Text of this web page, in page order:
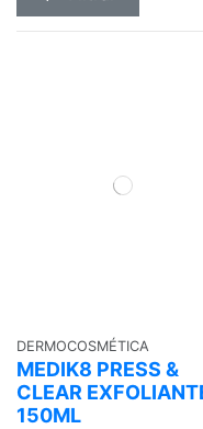
DERMOCOSMÉTICA
MEDIK8 PRESS &
CLEAR
150ML